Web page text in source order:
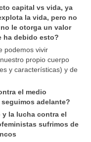
capital vs vida, ya
la vida, pero no
le otorga un valor
ha debido esto?
podemos vivir
propio cuerpo
y características) y de
el medio
adelante?
la lucha contra el
sufrimos de